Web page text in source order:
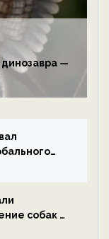
—
собак с